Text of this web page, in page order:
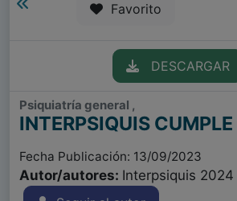
Favorito
DESCARGAR
Psiquiatría general ,
INTERPSIQUIS
Fecha Publicación: 13/09/2023
Autor/autores: Interpsiquis 2024